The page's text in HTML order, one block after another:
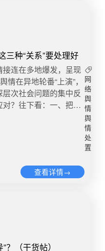
实意愿的环境……假如
视，就无以创造出适
业文化和市场能力；
消费者心理的准确把
的强大价值观，恐怕
别平等价值观 网友
歉又被指抖机灵“加广
广大消费者的认同，最
，放松风险防范。切
。经历发展期、爆发
的双向沟通与相互关
置不当或线下舆情引
展的向好趋势。切忌
，衰退期的舆情热度
较小、短期内居于中
动态的观察和评估，
反向逆转。5沉淀
淀期的舆情一般处于
敏感议题或相近的议题
发生变化。此时，如果
藏的新问题，就会陷
取得良好效果。切忌
就像完全喷发后的火
。但是，如果未能切
底层民意的彰显，诠
实逻辑，但也引发一
相扣的灾害链，抬升了
共事件的磨练，网民
的能力期待甚殷，如
握舆情的各组变量及
负面标签。网上舆论
的效果，随着标签的
质则被无限地放大。
位“怎么办”，避免落
既往心思；三是注重
量；四是代入情感视
将自己的身份及时摆
态度，从情理法角度
件实质。3、避免污
与污名化都源于认知
情的热点发现、舆情
推动因素，提前对重
社交关系网络进行量
关注防范网络宣泄心
绪、曲解政府决策等
间节点与特定的言论
，发酵成为舆情事
题展开比对采用“时
、条理规范、全面及
情监测触角，结合专业
运营数据获知特定群体
查信源的基础上，通
量、跟评量等指标进
情可发酵和传播程度
互比较和补充，对事
的第一条微博。官方
民众的不安全感，也
。做突发事件的“第一
感事件不失声，是政
必须坚持的原则。
和“发对声”之间稳妥
事故伤亡人数、事件
通报。 2015年
坡事故中，深圳市政府
方面面，持续不断且
化解危机，必须协同
级政务新媒体，传递
的信息需求。 如北
北京新闻办、@北京
三种“关系”要处理好
连在多地爆发，呈现
情在异地轮番“上演”，
次社会问题的集中反
？往下看：一、把握
东徐玉玉电信诈骗案。
清华大学老师1760万。
大舆论最受关注的焦
会对个人信息泄露、
治理的普遍关注。01
最高法院、最高人民
于办理电信网络诈骗
网
络
舆
情
舆
情
处
置
查看详情→
？（干货帖）